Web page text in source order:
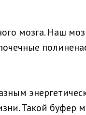
мозга. Наш
Такой буфер